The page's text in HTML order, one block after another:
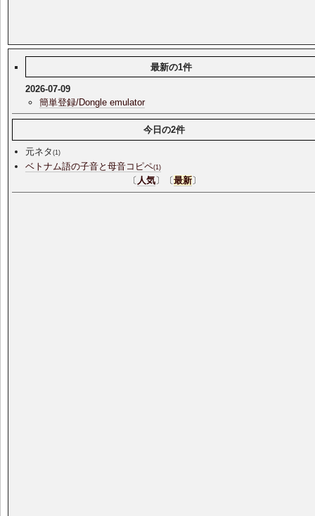
最新の1件
2026-07-09
簡単登録/Dongle emulator
今日の2件
元ネタ(1)
ベトナム語の子音と母音コピペ(1)
〔 人気〕〔最新〕